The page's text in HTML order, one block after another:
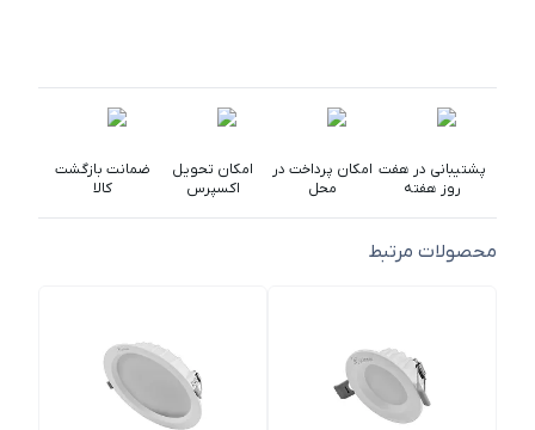
پشتیبانی در هفت
روز هفته
امکان پرداخت در
محل
امکان تحویل
اکسپرس
ضمانت بازگشت
کالا
محصولات مرتبط